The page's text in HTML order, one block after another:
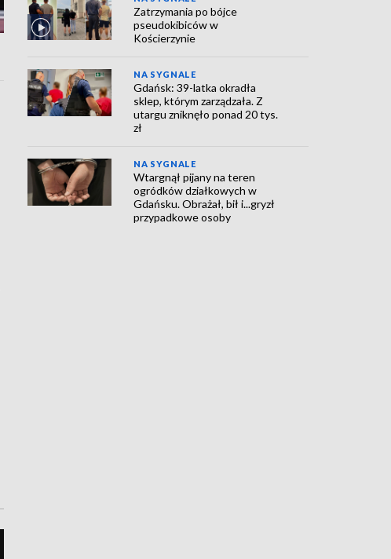
Zatrzymania po bójce
pseudokibiców w
Kościerzynie
NA SYGNALE
Gdańsk: 39-latka okradła
sklep, którym zarządzała. Z
utargu zniknęło ponad 20 tys.
zł
NA SYGNALE
Wtargnął pijany na teren
ogródków działkowych w
Gdańsku. Obrażał, bił i...gryzł
przypadkowe osoby